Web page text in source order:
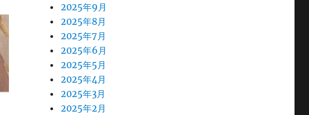
2025年9月
2025年8月
2025年7月
2025年6月
2025年5月
2025年4月
2025年3月
2025年2月